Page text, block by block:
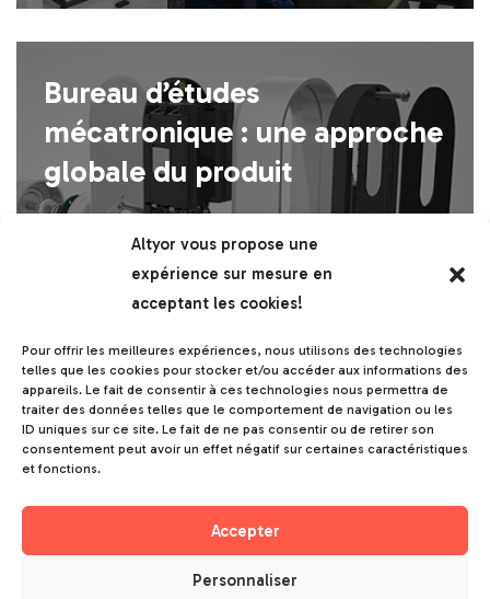
Altyor vous propose une
expérience sur mesure en
acceptant les cookies!
Pour offrir les meilleures expériences, nous utilisons des technologies
telles que les cookies pour stocker et/ou accéder aux informations des
appareils. Le fait de consentir à ces technologies nous permettra de
traiter des données telles que le comportement de navigation ou les
ID uniques sur ce site. Le fait de ne pas consentir ou de retirer son
consentement peut avoir un effet négatif sur certaines caractéristiques
et fonctions.
Accepter
Personnaliser
Bureau d’études
mécatronique : une approche
globale du produit
Les produits hardware ont profondément évolué
ces dernières années. Là où un objet reposait
autrefois sur une mécanique simple ou…
Capteur connecté IoT : rôle,
usages et critères de choix